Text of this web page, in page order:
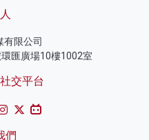
有限公司
匯廣場10樓1002室
交平台
們